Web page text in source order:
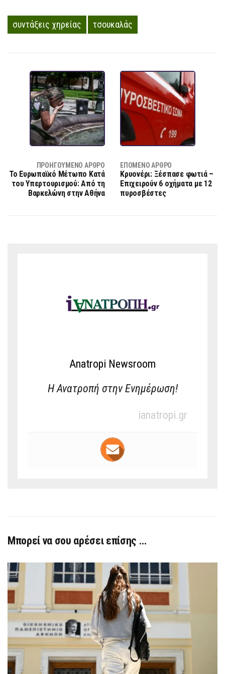
συντάξεις χηρείας τσουκαλάς
ΠΡΟΗΓΟΎΜΕΝΟ ΆΡΘΡΟ
Το Ευρωπαϊκό Μέτωπο Κατά
του Υπερτουρισμού: Από τη
Βαρκελώνη στην Αθήνα
ΕΠΌΜΕΝΟ ΆΡΘΡΟ
Κρυονέρι: Ξέσπασε φωτιά –
Επιχειρούν 6 οχήματα με 12
πυροσβέστες
Anatropi Newsroom
Η Ανατροπή στην Ενημέρωση!
ianatropi.gr
Μπορεί να σου αρέσει επίσης …